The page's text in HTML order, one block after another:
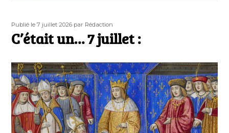
Publié
Publié le 7 juillet 2026 Auteur
par Rédaction
C’était un… 7 juillet :